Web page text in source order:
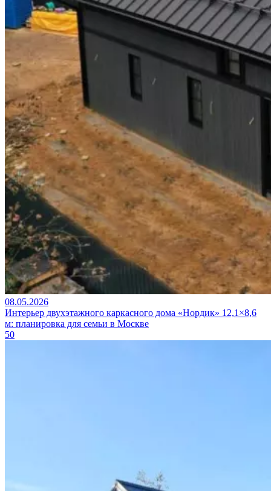
08.05.2026
Интерьер двухэтажного каркасного дома «Нордик» 12,1×8,6
м: планировка для семьи в Москве
50